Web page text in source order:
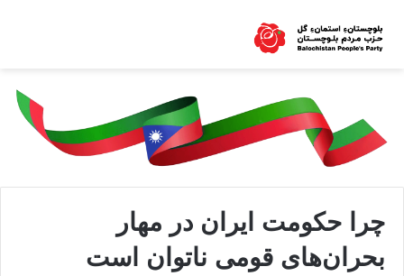
چرا حکومت ایران در مهار
بحران‌های قومی ناتوان است